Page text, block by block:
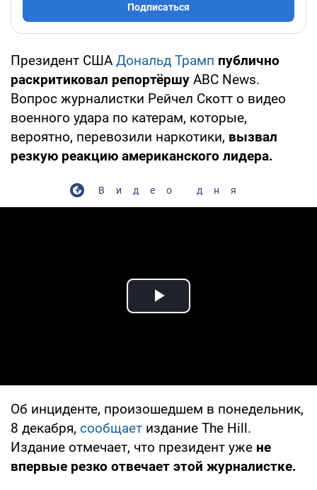
Подписаться
Президент США Дональд Трамп публично
раскритиковал репортёршу ABC News.
Вопрос журналистки Рейчел Скотт о видео
военного удара по катерам, которые,
вероятно, перевозили наркотики, вызвал
резкую реакцию американского лидера.
Видео дня
Play Video
Об инциденте, произошедшем в понедельник,
8 декабря, сообщает издание The Hill.
Издание отмечает, что президент уже не
впервые резко отвечает этой журналистке.